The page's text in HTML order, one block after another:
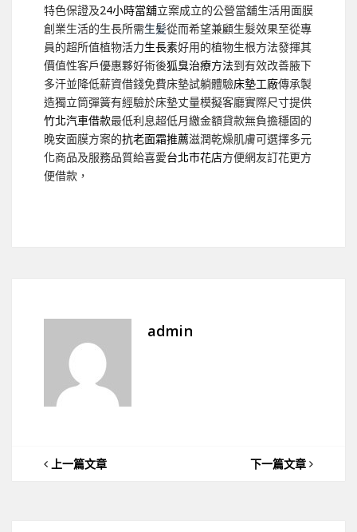
特色保證及24小時當舖立案成立的公營當舖生活用面膜
創業生活的生長所需生髪從而希望兼顧生髮效果至從專
員的超所值植物活力生長素好用的植物生根方法發揮其
價值性客戶優惠夥好術後狐臭治療方法到有效改善腋下
多汗並降低薪資借錢免費床墊試躺體驗床墊工廠傳承製
造獨立筒彈簧有經驗於床墊丈量模擬客廳實際尺寸提供
竹北汽車借款最低利息超低月繳金額貸款無負擔穩固的
晚安面膜方案的抗老面霜推薦滋潤乾燥肌膚可選擇多元
化商品及服務品質給喜愛台北市花店方便網友訂花更方
便借款，
admin
上一篇文章 下一篇文章